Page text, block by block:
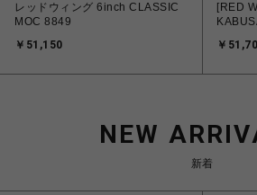
レッドウィング 6inch CLASSIC
MOC 8849
￥51,150
[RED
￥
NEW
新着